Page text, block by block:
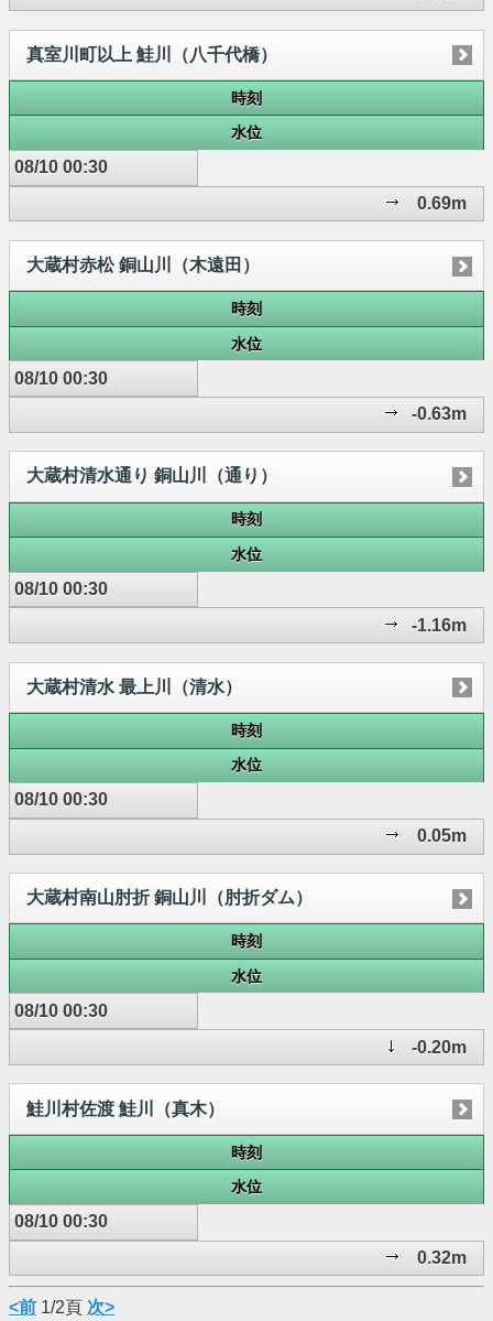
真室川町以上 鮭川（八千代橋）
時刻
水位
08/10 00:30
0.69m
大蔵村赤松 銅山川（木遠田）
時刻
水位
08/10 00:30
-0.63m
大蔵村清水通り 銅山川（通り）
時刻
水位
08/10 00:30
-1.16m
大蔵村清水 最上川（清水）
時刻
水位
08/10 00:30
0.05m
大蔵村南山肘折 銅山川（肘折ダム）
時刻
水位
08/10 00:30
-0.20m
鮭川村佐渡 鮭川（真木）
時刻
水位
08/10 00:30
0.32m
<前 1/2頁 次>